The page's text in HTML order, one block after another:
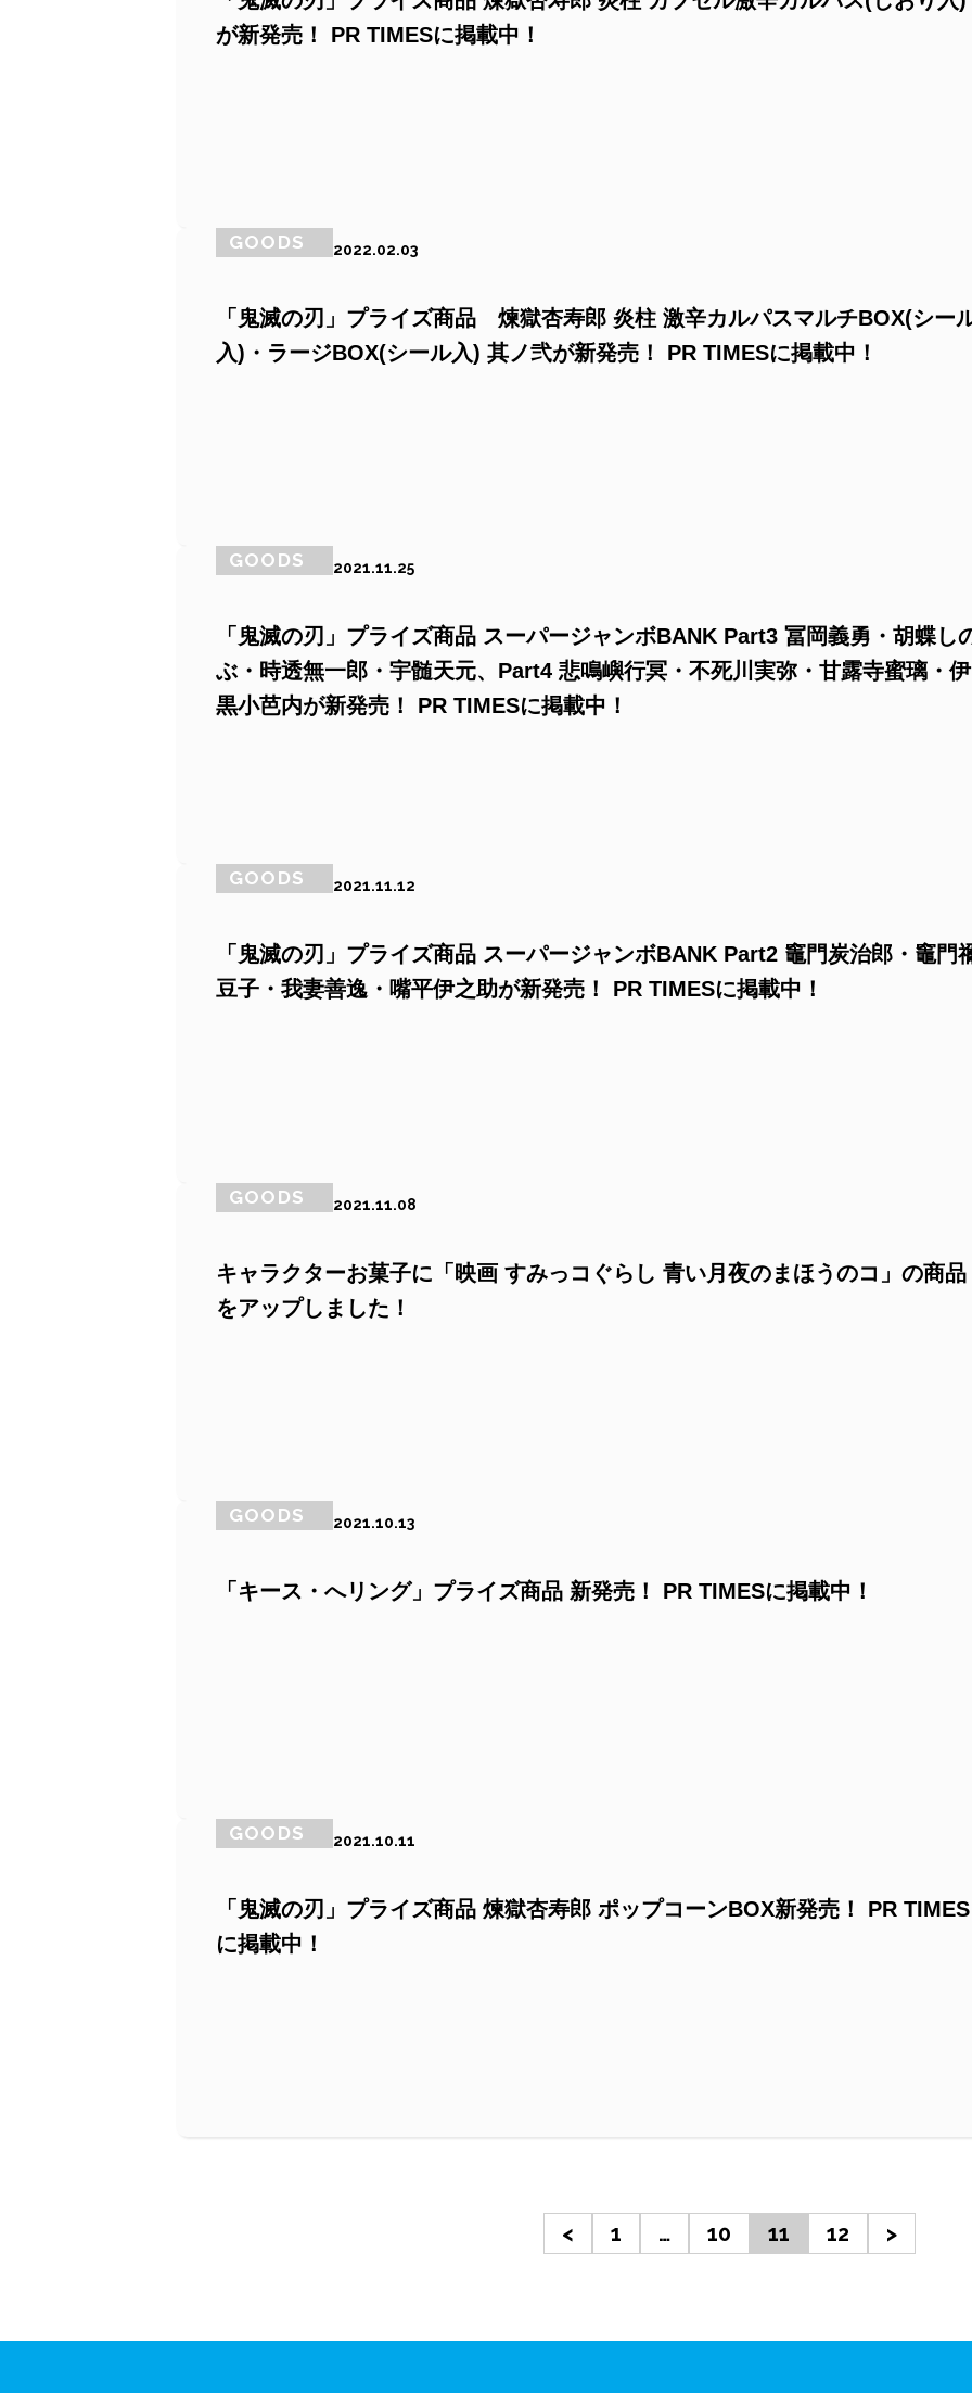
が新発売！ PR TIMESに掲載中！
GOODS 2022.02.03
「鬼滅の刃」プライズ商品 煉獄杏寿郎 炎柱 激辛カルパスマルチBOX(シー
入)・ラージBOX(シール入) 其ノ弐が新発売！ PR TIMESに掲載中！
GOODS 2021.11.25
「鬼滅の刃」プライズ商品 スーパージャンボBANK Part3 冨岡義勇・胡蝶し
ぶ・時透無一郎・宇髄天元、Part4 悲鳴嶼行冥・不死川実弥・甘露寺蜜璃・伊
黒小芭内が新発売！ PR TIMESに掲載中！
GOODS 2021.11.12
「鬼滅の刃」プライズ商品 スーパージャンボBANK Part2 竈門炭治郎・竈門
豆子・我妻善逸・嘴平伊之助が新発売！ PR TIMESに掲載中！
GOODS 2021.11.08
キャラクターお菓子に「映画 すみっコぐらし 青い月夜のまほうのコ」の商品
をアップしました！
GOODS 2021.10.13
「キース・へリング」プライズ商品 新発売！ PR TIMESに掲載中！
GOODS 2021.10.11
「鬼滅の刃」プライズ商品 煉獄杏寿郎 ポップコーンBOX新発売！ PR TIMES
に掲載中！
< 1 … 10 11 12 >